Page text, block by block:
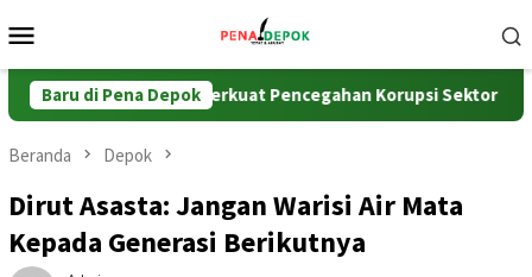
ke
Mobile
Baru di Pena Depok
Jabar, ATR/BPN Perkuat Pencegahan Korupsi Sektor
Beranda Depok
Dirut Asasta: Jangan Warisi Air Mata
Kepada Generasi Berikutnya